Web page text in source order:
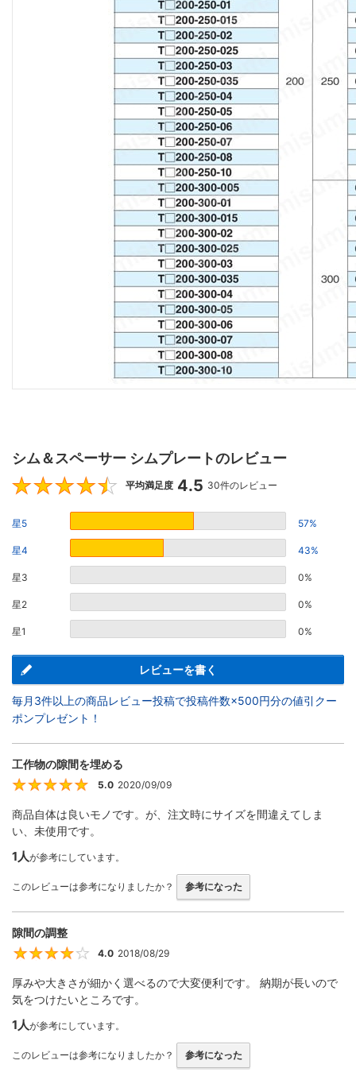
シム＆スペーサー シムプレートのレビュー
4.5
平均満足度 4.5 30件のレビュー
星5 57%
星4 43%
星3 0%
星2 0%
星1 0%
レビューを書く
毎月3件以上の商品レビュー投稿で投稿件数×500円分の値引クー
ポンプレゼント！
工作物の隙間を埋める
5
5.0 2020/09/09
商品自体は良いモノです。が、注文時にサイズを間違えてしま
い、未使用です。
1人が参考にしています。
このレビューは参考になりましたか？ 参考になった
隙間の調整
4
4.0 2018/08/29
厚みや大きさが細かく選べるので大変便利です。 納期が長いので
気をつけたいところです。
1人が参考にしています。
このレビューは参考になりましたか？ 参考になった